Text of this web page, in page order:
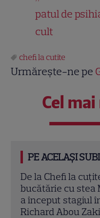
patul de
cult
chefi la cutite
Urmărește-ne pe
Cel mai
PE ACELAȘI
De la Chefi la
bucătărie cu stea
a început stagiul
Richard Abou Zaki